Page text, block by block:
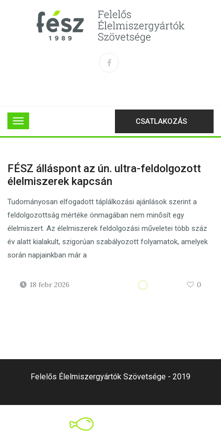
CSATLAKOZÁS
FÉSZ álláspont az ún. ultra-feldolgozott
élelmiszerek kapcsán
Tudományosan elfogadott táplálkozási ajánlások szerint a
feldolgozottság mértéke önmagában nem minősít egy
élelmiszert. Az élelmiszerek feldolgozási műveletei több száz
év alatt kialakult, szigorúan szabályozott folyamatok, amelyek
során napjainkban már a
18 febr 2026 0
Felelős Élelmiszergyártók Szövetsége - 2019